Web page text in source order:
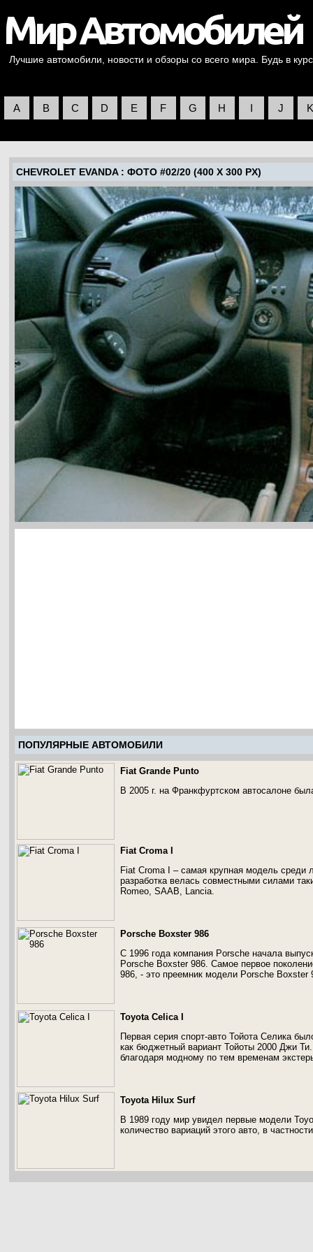
Лучшие автомобили, новости и обзоры со всего мира. Будь в
A B C D E F G H I J K
CHEVROLET EVANDA: ФОТО #02/20 (400 X 300 PX)
ПОПУЛЯРНЫЕ АВТОМОБИЛИ
Fiat Grande Punto
В 2005 г. на Франкфуртском автосалоне
Fiat Croma I
Fiat Croma I – самая крупная модель среди
разработка велась совместными силами
Romeo, SAAB, Lancia.
Porsche Boxster 986
С 1996 года компания Porsche начала
Porsche Boxster 986. Самое первое
986, - это преемник модели Porsche Boxster
Toyota Celica I
Первая серия спорт-авто Тойота Селика
как бюджетный вариант Тойоты 2000 Джи
благодаря модному по тем временам
Toyota Hilux Surf
В 1989 году мир увидел первые модели
количество вариаций этого авто, в